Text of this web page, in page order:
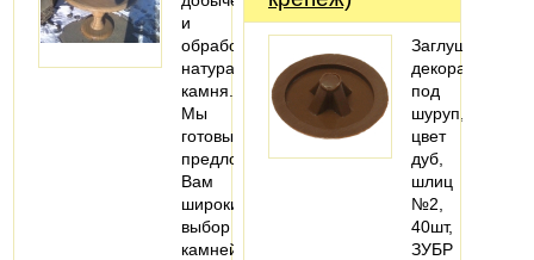
и
обработкой
натурального
камня.
Мы
готовы
предложить
Вам
широкий
выбор
камней
Заглушка
декоративная
под
шуруп,
цвет
дуб,
шлиц
№2,
40шт,
ЗУБР